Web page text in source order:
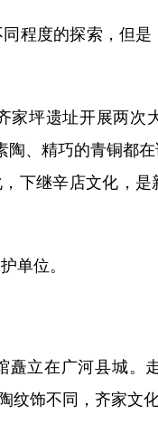
度的探索，但是
坪遗址开展两次
、精巧的青铜都
下继辛店文化，
位。
立在广河县城。
饰不同，齐家文